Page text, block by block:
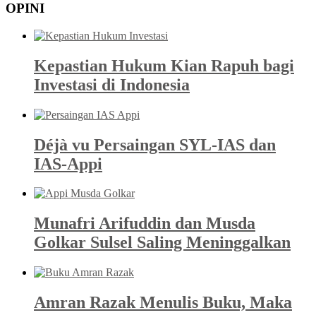
OPINI
Kepastian Hukum Kian Rapuh bagi
Investasi di Indonesia
Déjà vu Persaingan SYL-IAS dan
IAS-Appi
Munafri Arifuddin dan Musda
Golkar Sulsel Saling Meninggalkan
Amran Razak Menulis Buku, Maka